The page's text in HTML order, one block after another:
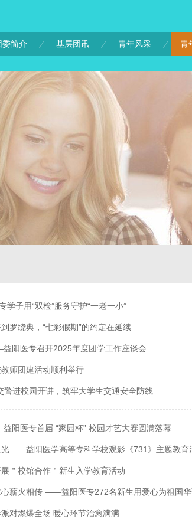
委简介 基层团讯 青年风采 青
学子用“双检”服务守护“一老一小”
罗绕典，“七彩假期”的约定在延续
阳医专召开2025年度团学工作座谈会
师团建活动顺利举行
进校园开讲，筑牢大学生交通安全防线
阳医专首届 “家园杯” 校园才艺大赛圆满落幕
——益阳医学高等专科学校观影《731》主题教育
＂校馆合作＂新生入学教育活动
薪火相传 ——益阳医专272名新生用爱心为祖国
对燃爆全场 暖心环节治愈满满